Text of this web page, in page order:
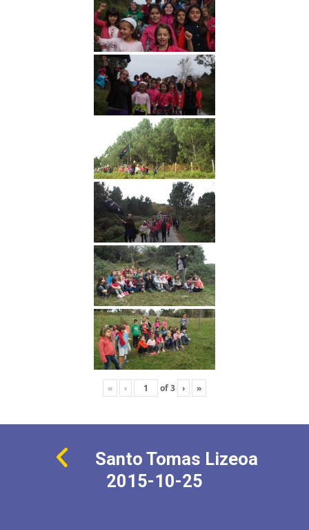
« ‹ of3 › »
Santo Tomas Lizeoa
2015-10-25